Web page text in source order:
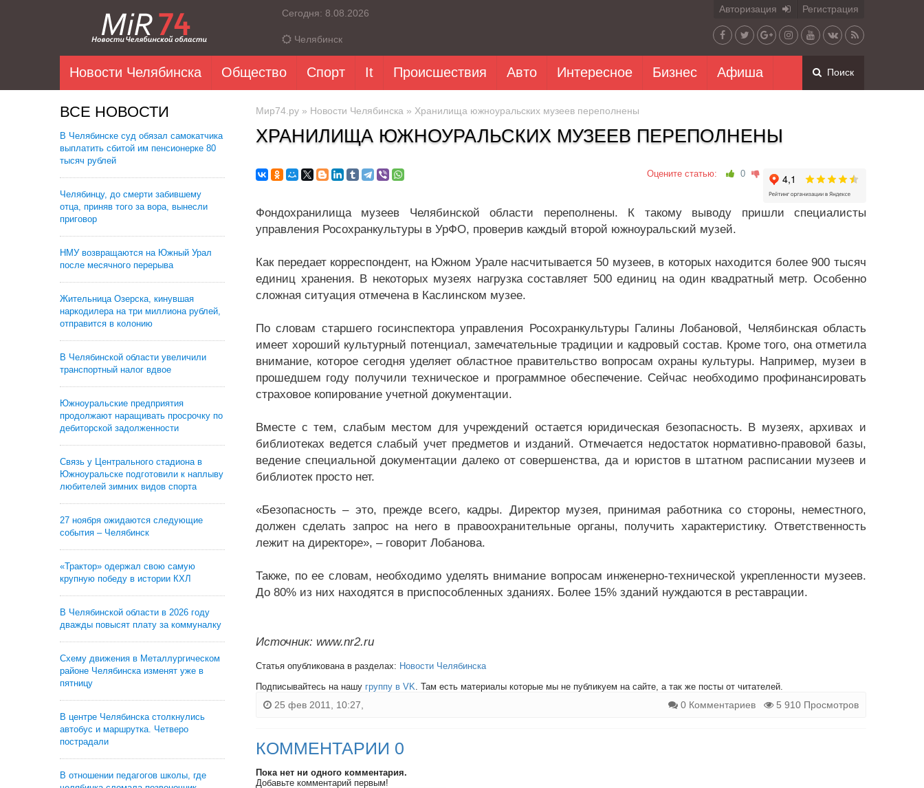
Сегодня: 8.08.2026
Челябинск
Авторизация Регистрация
Новости Челябинска Общество Спорт It Происшествия Авто Интересное Бизнес Афиша Поиск
ВСЕ НОВОСТИ
В Челябинске суд обязал самокатчика
выплатить сбитой им пенсионерке 80
тысяч рублей
Челябинцу, до смерти забившему
отца, приняв того за вора, вынесли
приговор
НМУ возвращаются на Южный Урал
после месячного перерыва
Жительница Озерска, кинувшая
наркодилера на три миллиона рублей,
отправится в колонию
В Челябинской области увеличили
транспортный налог вдвое
Южноуральские предприятия
продолжают наращивать просрочку по
дебиторской задолженности
Связь у Центрального стадиона в
Южноуральске подготовили к наплыву
любителей зимних видов спорта
27 ноября ожидаются следующие
события – Челябинск
«Трактор» одержал свою самую
крупную победу в истории КХЛ
В Челябинской области в 2026 году
дважды повысят плату за коммуналку
Схему движения в Металлургическом
районе Челябинска изменят уже в
пятницу
В центре Челябинска столкнулись
автобус и маршрутка. Четверо
пострадали
В отношении педагогов школы, где
Мир74.ру » Новости Челябинска » Хранилища южноуральских музеев переполнены
ХРАНИЛИЩА ЮЖНОУРАЛЬСКИХ МУЗЕЕВ ПЕРЕПОЛНЕНЫ
Оцените статью: 0
Фондохранилища музеев Челябинской области переполнены. К такому выводу пришли специалисты
управления Росохранкультуры в УрФО, проверив каждый второй южноуральский музей.
Как передает корреспондент, на Южном Урале насчитывается 50 музеев, в которых находится более 900 тысяч
единиц хранения. В некоторых музеях нагрузка составляет 500 единиц на один квадратный метр. Особенно
сложная ситуация отмечена в Каслинском музее.
По словам старшего госинспектора управления Росохранкультуры Галины Лобановой, Челябинская область
имеет хороший культурный потенциал, замечательные традиции и кадровый состав. Кроме того, она отметила
внимание, которое сегодня уделяет областное правительство вопросам охраны культуры. Например, музеи в
прошедшем году получили техническое и программное обеспечение. Сейчас необходимо профинансировать
страховое копирование учетной документации.
Вместе с тем, слабым местом для учреждений остается юридическая безопасность. В музеях, архивах и
библиотеках ведется слабый учет предметов и изданий. Отмечается недостаток нормативно-правовой базы,
ведение специальной документации далеко от совершенства, да и юристов в штатном расписании музеев и
библиотек просто нет.
«Безопасность – это, прежде всего, кадры. Директор музея, принимая работника со стороны, неместного,
должен сделать запрос на него в правоохранительные органы, получить характеристику. Ответственность
лежит на директоре», – говорит Лобанова.
Также, по ее словам, необходимо уделять внимание вопросам инженерно-технической укрепленности музеев.
До 80% из них находятся в приспособленных зданиях. Более 15% зданий нуждаются в реставрации.
Источник: www.nr2.ru
Статья опубликована в разделах: Новости Челябинска
Подписывайтесь на нашу группу в VK. Там есть материалы которые мы не публикуем на сайте, а так же посты от читателей.
25 фев 2011, 10:27, 0 Комментариев 5 910 Просмотров
КОММЕНТАРИИ 0
Пока нет ни одного комментария.
Добавьте комментарий первым!